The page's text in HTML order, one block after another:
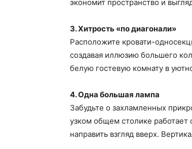
экономит пространство и
3. Хитрость «по диагонали»
Расположите кровати-
создавая иллюзию большего
белую гостевую комнату в
4. Одна большая лампа
Забудьте о захламленных
узком общем столике работает
направить взгляд вверх.